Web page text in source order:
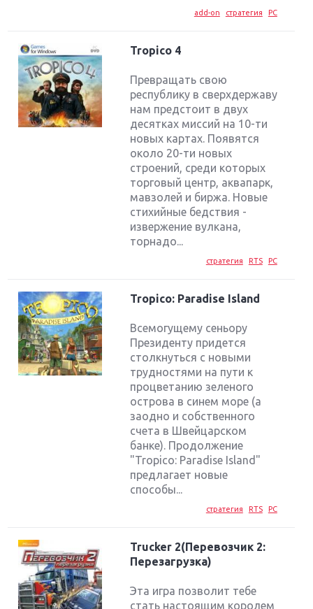
add-on стратегия PC
Tropico 4
Превращать свою
республику в сверхдержаву
нам предстоит в двух
десятках миссий на 10-ти
новых картах. Появятся
около 20-ти новых
строений, среди которых
торговый центр, аквапарк,
мавзолей и биржа. Новые
стихийные бедствия -
извержение вулкана,
торнадо...
стратегия RTS PC
Tropico: Paradise Island
Всемогущему сеньору
Президенту придется
столкнуться с новыми
трудностями на пути к
процветанию зеленого
острова в синем море (а
заодно и собственного
счета в Швейцарском
банке). Продолжение
"Tropico: Paradise Island"
предлагает новые
способы...
стратегия RTS PC
Trucker 2(Перевозчик 2:
Перезагрузка)
Эта игра позволит тебе
стать настоящим королем